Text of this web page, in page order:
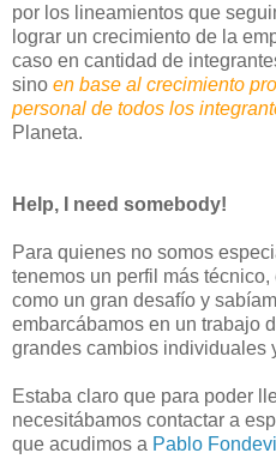
por los lineamientos que
lograr un crecimiento de la
caso en cantidad de
sino en base al crecimiento
personal de todos los
Planeta.
Help, I need somebody!
Para quienes no somos
tenemos un perfil más
como un gran desafío y
embarcábamos en un trabajo
grandes cambios individuales
Estaba claro que para poder
necesitábamos contactar a
que acudimos a Pablo